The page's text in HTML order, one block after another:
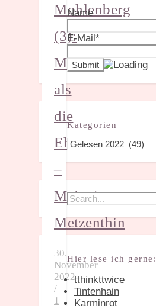
Mohlenberg
(3):
Mehr
als
die
Ehre
–
Melanie
Metzenthin
30.
November
2022
/
1
Name
E-Mail*
Kategorien
Kategorien
Hier lese ich gerne:
tthinkttwice
Tintenhain
Karminrot